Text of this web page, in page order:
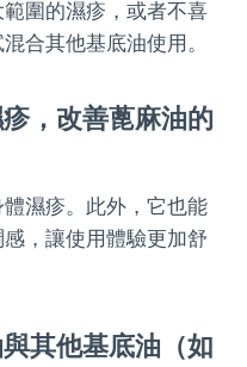
圍的濕疹，或者不喜
合其他基底油使用。
，改善蓖麻油的
濕疹。此外，它也能
，讓使用體驗更加舒
其他基底油（如